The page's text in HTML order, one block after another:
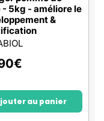
5kg - améliore le
&
€
au panier